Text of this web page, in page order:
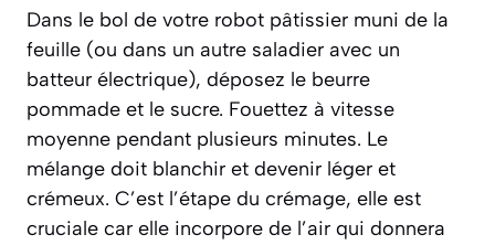
Dans le bol de votre robot pâtissier muni de la
feuille (ou dans un autre saladier avec un
batteur électrique), déposez le beurre
pommade et le sucre. Fouettez à vitesse
moyenne pendant plusieurs minutes. Le
mélange doit blanchir et devenir léger et
crémeux. C’est l’étape du crémage, elle est
cruciale car elle incorpore de l’air qui donnera